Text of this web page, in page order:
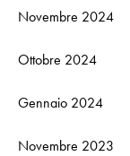
Novembre 2024
Ottobre 2024
Gennaio 2024
Novembre 2023